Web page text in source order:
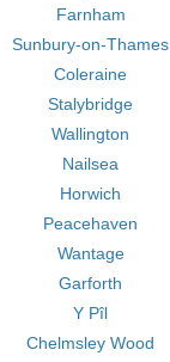
Farnham
Sunbury-on-Thames
Coleraine
Stalybridge
Wallington
Nailsea
Horwich
Peacehaven
Wantage
Garforth
Y Pîl
Chelmsley Wood